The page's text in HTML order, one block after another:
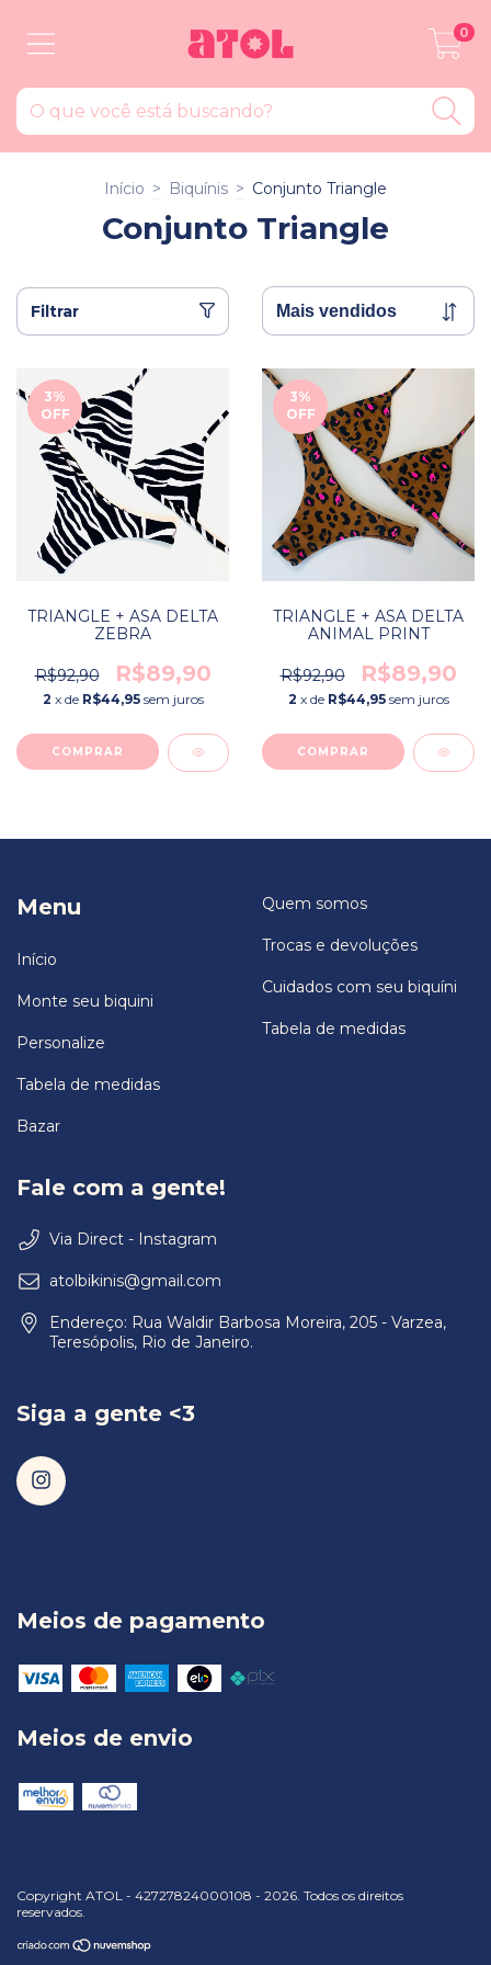
0
Início > Biquínis > Conjunto Triangle
Conjunto Triangle
Filtrar
3%
OFF
TRIANGLE + ASA DELTA
ZEBRA
R$92,90 R$89,90
2 x de R$44,95 sem juros
COMPRAR
3%
OFF
TRIANGLE + ASA DELTA
ANIMAL PRINT
R$92,90 R$89,90
2 x de R$44,95 sem juros
COMPRAR
Menu
Início
Monte seu biquini
Personalize
Tabela de medidas
Bazar
Quem somos
Trocas e devoluções
Cuidados com seu biquíni
Tabela de medidas
Fale com a gente!
Via Direct - Instagram
atolbikinis@gmail.com
Endereço: Rua Waldir Barbosa Moreira, 205 - Varzea,
Teresópolis, Rio de Janeiro.
Siga a gente <3
Meios de pagamento
Meios de envio
Copyright ATOL - 42727824000108 - 2026. Todos os direitos
reservados.